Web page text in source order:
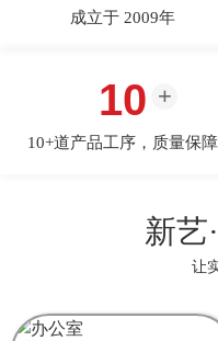
成立于 2009年
10
10+道产品工序，质量保障
新艺·
让